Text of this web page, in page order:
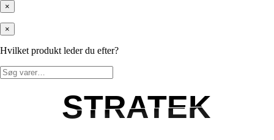
×
×
Hvilket produkt leder du efter?
Søg
efter:
STRATEK
STRATEK